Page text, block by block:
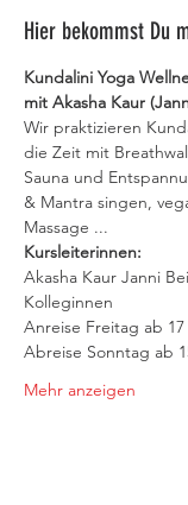
Hier bekommst Du
Kundalini Yoga
mit Akasha Kaur
Wir praktizieren
die Zeit mit
Sauna und
& Mantra singen,
Massage ...
Kursleiterinnen:
Akasha Kaur Janni
Kolleginnen
Anreise Freitag ab
Abreise Sonntag
Mehr anzeigen